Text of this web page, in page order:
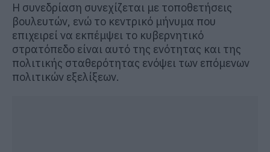
Η συνεδρίαση συνεχίζεται με τοποθετήσεις
βουλευτών, ενώ το κεντρικό μήνυμα που
επιχειρεί να εκπέμψει το κυβερνητικό
στρατόπεδο είναι αυτό της ενότητας και της
πολιτικής σταθερότητας ενόψει των επόμενων
πολιτικών εξελίξεων.